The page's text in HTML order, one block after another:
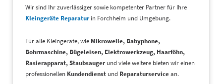
Wir sind Ihr zuverlässiger sowie kompetenter Partner für Ihre
Kleingeräte Reparaturin Forchheim und Umgebung.
Für alle Kleingeräte, wie Mikrowelle, Babyphone,
Bohrmaschine, Bügeleisen, Elektrowerkzeug, Haarföhn,
Rasierapparat, Staubsauger und viele weitere bieten wir einen
professionellen Kundendienst und Reparaturservicean.